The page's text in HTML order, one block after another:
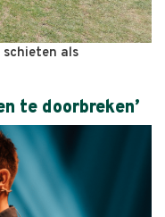
als
te doorbreken’